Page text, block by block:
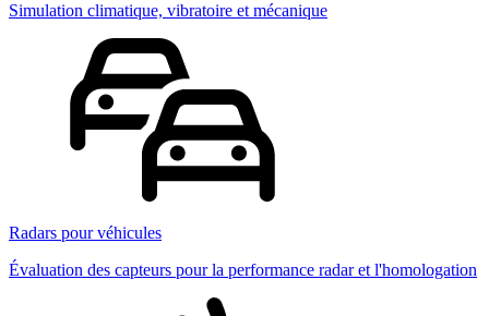
Simulation climatique, vibratoire et mécanique
Radars pour véhicules
Évaluation des capteurs pour la performance radar et l'homologation